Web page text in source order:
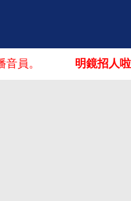
明鏡招人啦！你可